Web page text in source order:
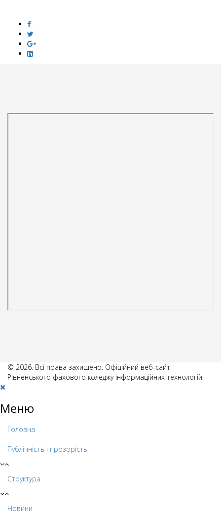
© 2026. Всі права захищено. Офіційний веб-сайт
Рівненського фахового коледжу інформаційних технологій
Меню
Головна
Публічність і прозорість
Структура
Новини